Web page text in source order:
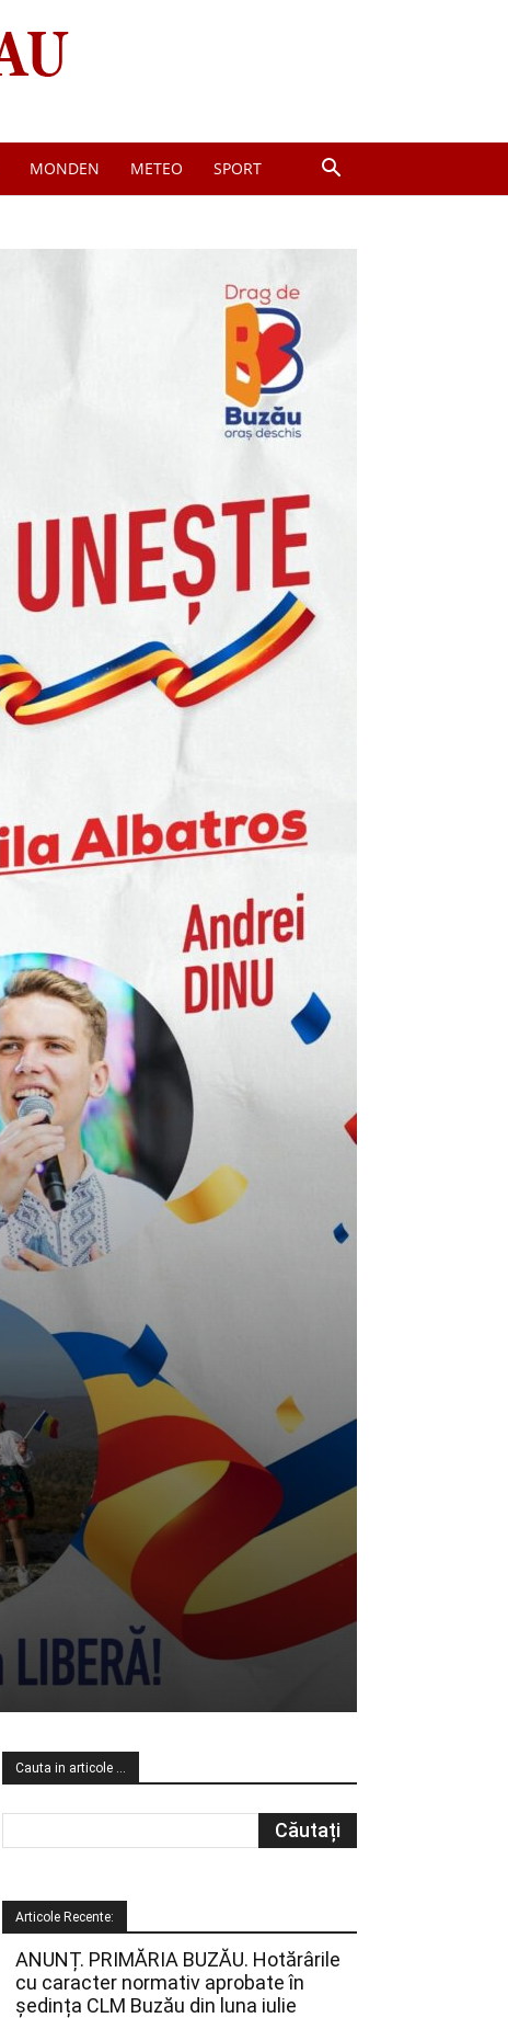
MONDEN METEO SPORT
Cauta in articole …
Articole Recente:
ANUNȚ. PRIMĂRIA BUZĂU. Hotărârile
cu caracter normativ aprobate în
ședința CLM Buzău din luna iulie